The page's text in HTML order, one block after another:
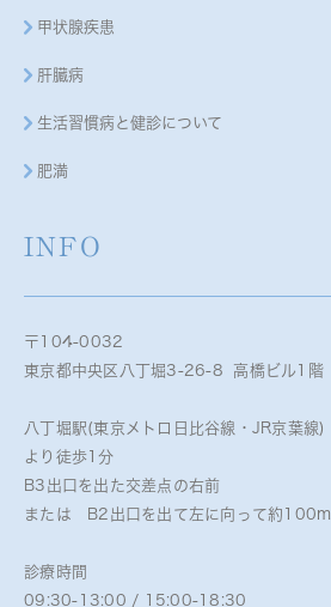
甲状腺疾患
肝臓病
生活習慣病と健診について
肥満
INFO
〒104-0032
東京都中央区八丁堀3-26-8 高橋ビル1階
八丁堀駅(東京メトロ日比谷線・JR京葉線)
より徒歩1分
B3出口を出た交差点の右前
または B2出口を出て左に向って約100m
診療時間
09:30-13:00 / 15:00-18:30